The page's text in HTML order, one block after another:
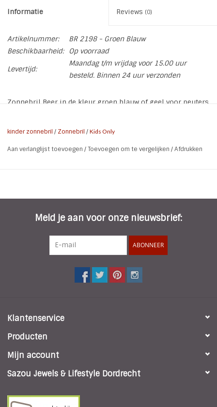
Informatie Reviews (0)
Artikelnummer:
BR 2198 - Groen Blauw
Beschikbaarheid:
Op voorraad
Levertijd:
Maandag t/m vrijdag voor 15.00 uur
besteld. Binnen 24 uur verzonden
Zonnebril Beer in de kleur groen blauw of geel voor peuters
* UV-bescherming 100% UV-bescherming categorie 3
* Lens Kleur: Zwart
* Materiaal: Kunststof
kinder zonnebril / Zonnebril / Kids Only
Aan verlanglijst toevoegen /Toevoegen om te vergelijken /Afdrukken
Meld je aan voor onze nieuwsbrief:
ABONNEER
Klantenservice
Producten
Mijn account
Sazou Jewels & Lifestyle Dordrecht